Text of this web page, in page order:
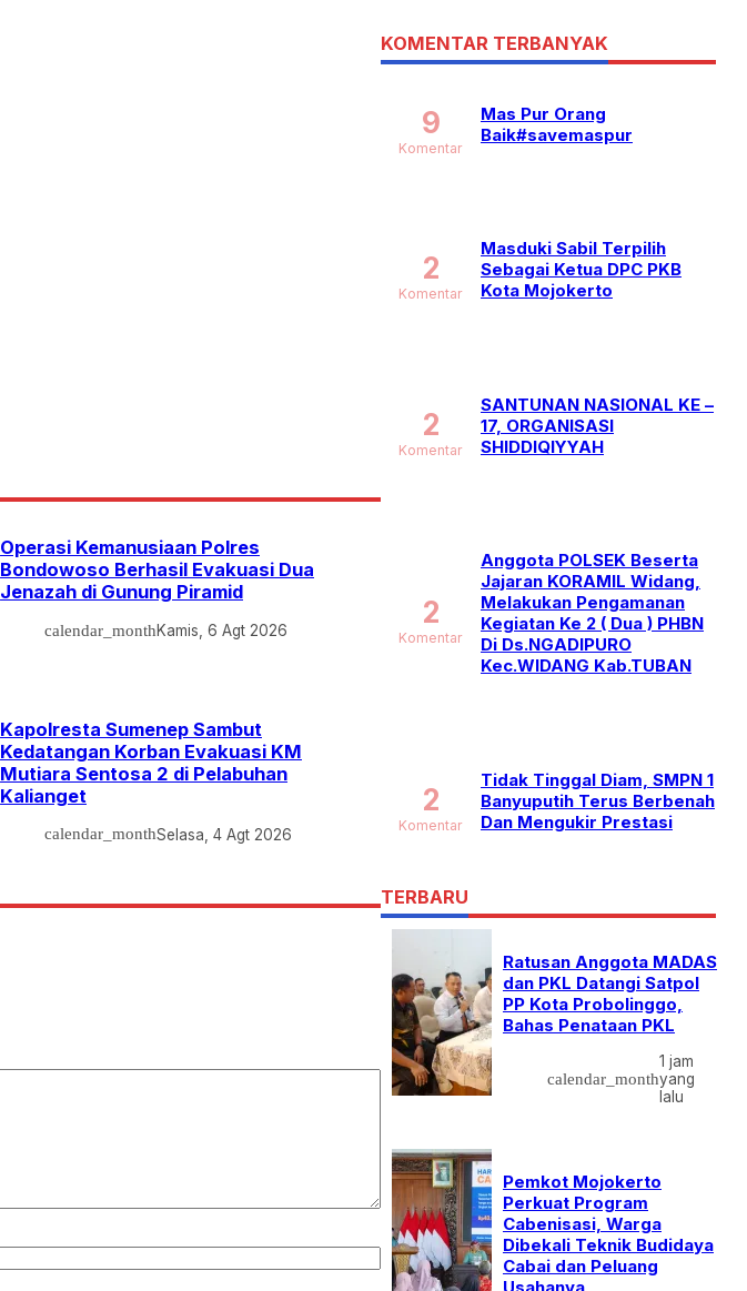
Operasi Kemanusiaan Polres
Bondowoso Berhasil Evakuasi Dua
Jenazah di Gunung Piramid
calendar_monthKamis, 6 Agt 2026
Kapolresta Sumenep Sambut
Kedatangan Korban Evakuasi KM
Mutiara Sentosa 2 di Pelabuhan
Kalianget
calendar_monthSelasa, 4 Agt 2026
KOMENTAR TERBANYAK
Mas Pur Orang
Baik#savemaspur
9
Komentar
Masduki Sabil Terpilih
Sebagai Ketua DPC PKB
Kota Mojokerto
2
Komentar
SANTUNAN NASIONAL KE –
17, ORGANISASI
SHIDDIQIYYAH
2
Komentar
Anggota POLSEK Beserta
Jajaran KORAMIL Widang,
Melakukan Pengamanan
Kegiatan Ke 2 ( Dua ) PHBN
Di Ds.NGADIPURO
Kec.WIDANG Kab.TUBAN
2
Komentar
Tidak Tinggal Diam, SMPN 1
Banyuputih Terus Berbenah
Dan Mengukir Prestasi
2
Komentar
TERBARU
Ratusan Anggota MADAS
dan PKL Datangi Satpol
PP Kota Probolinggo,
Bahas Penataan PKL
calendar_month
1 jam
yang
lalu
Pemkot Mojokerto
Perkuat Program
Cabenisasi, Warga
Dibekali Teknik Budidaya
Cabai dan Peluang
Usahanya